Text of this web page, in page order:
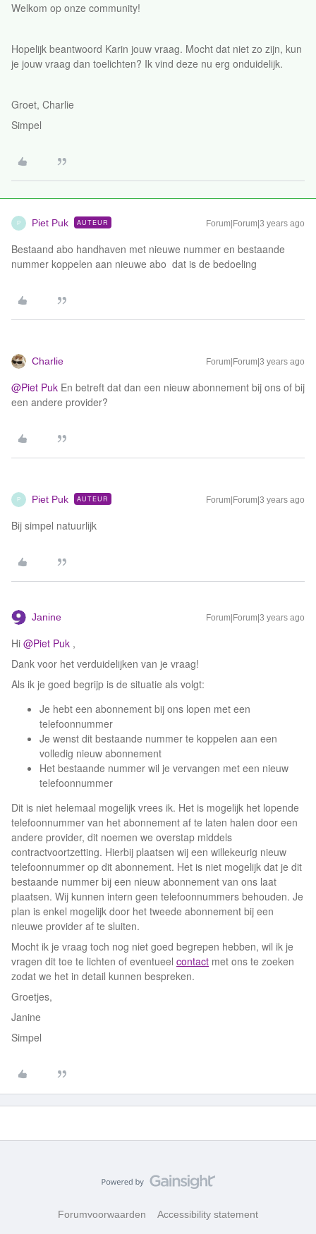
Welkom op onze community!
Hopelijk beantwoord Karin jouw vraag. Mocht dat niet zo zijn, kun
je jouw vraag dan toelichten? Ik vind deze nu erg onduidelijk.
Groet, Charlie
Simpel
P Piet Puk AUTEUR Forum|Forum|3 years ago
Bestaand abo handhaven met nieuwe nummer en bestaande
nummer koppelen aan nieuwe abo dat is de bedoeling
Charlie Forum|Forum|3 years ago
@Piet Puk En betreft dat dan een nieuw abonnement bij ons of bij
een andere provider?
P Piet Puk AUTEUR Forum|Forum|3 years ago
Bij simpel natuurlijk
Janine Forum|Forum|3 years ago
Hi @Piet Puk ,
Dank voor het verduidelijken van je vraag!
Als ik je goed begrijp is de situatie als volgt:
Je hebt een abonnement bij ons lopen met een
telefoonnummer
Je wenst dit bestaande nummer te koppelen aan een
volledig nieuw abonnement
Het bestaande nummer wil je vervangen met een nieuw
telefoonnummer
Dit is niet helemaal mogelijk vrees ik. Het is mogelijk het lopende
telefoonnummer van het abonnement af te laten halen door een
andere provider, dit noemen we overstap middels
contractvoortzetting. Hierbij plaatsen wij een willekeurig nieuw
telefoonnummer op dit abonnement. Het is niet mogelijk dat je dit
bestaande nummer bij een nieuw abonnement van ons laat
plaatsen. Wij kunnen intern geen telefoonnummers behouden. Je
plan is enkel mogelijk door het tweede abonnement bij een
nieuwe provider af te sluiten.
Mocht ik je vraag toch nog niet goed begrepen hebben, wil ik je
vragen dit toe te lichten of eventueel contact met ons te zoeken
zodat we het in detail kunnen bespreken.
Groetjes,
Janine
Simpel
Forumvoorwaarden Accessibility statement